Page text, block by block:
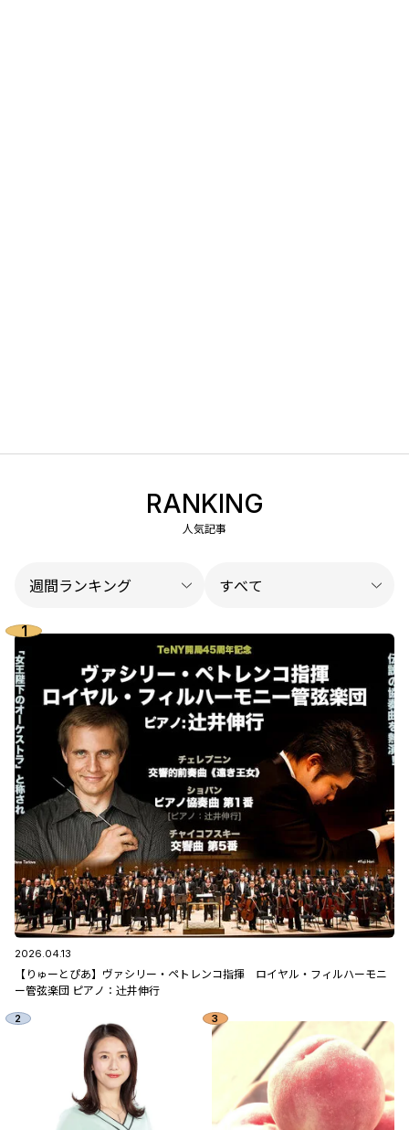
RANKING
人気記事
2026.04.13
【りゅーとぴあ】ヴァシリー・ペトレンコ指揮 ロイヤル・フィルハーモニ
ー管弦楽団 ピアノ：辻󠄀井伸行